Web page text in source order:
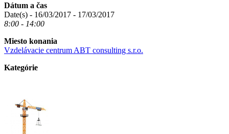
Dátum a čas
Date(s) - 16/03/2017 - 17/03/2017
8:00 - 14:00
Miesto konania
Vzdelávacie centrum ABT consulting s.r.o.
Kategórie